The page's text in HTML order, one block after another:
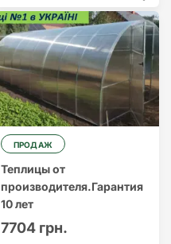
ПРОДАЖ
Теплицы от
производителя.Гарантия
10 лет
7704 грн.